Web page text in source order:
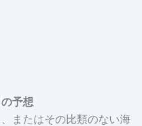
予想
またはその比類のない海